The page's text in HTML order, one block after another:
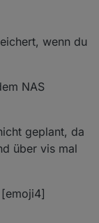
wenn du
NAS
geplant, da
über vis mal